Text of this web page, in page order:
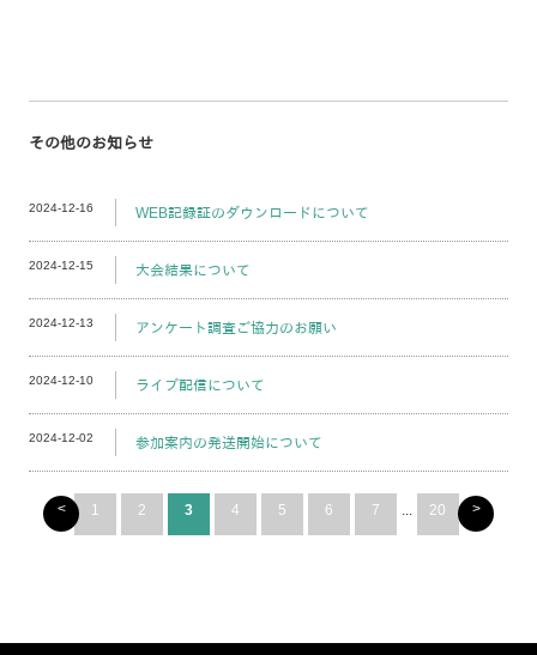
その他のお知らせ
2024-12-16 WEB記録証のダウンロードについて
2024-12-15 大会結果について
2024-12-13 アンケート調査ご協力のお願い
2024-12-10 ライブ配信について
2024-12-02 参加案内の発送開始について
< 1 2 3 4 5 6 7 ... 20 >